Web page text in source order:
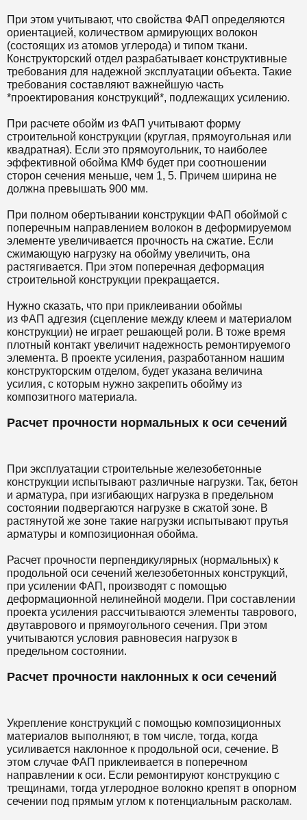
При этом учитывают, что свойства ФАП определяются
ориентацией, количеством армирующих волокон
(состоящих из атомов углерода) и типом ткани.
Конструкторский отдел разрабатывает конструктивные
требования для надежной эксплуатации объекта. Такие
требования составляют важнейшую часть
*проектирования конструкций*, подлежащих усилению.
При расчете обойм из ФАП учитывают форму
строительной конструкции (круглая, прямоугольная или
квадратная). Если это прямоугольник, то наиболее
эффективной обойма КМФ будет при соотношении
сторон сечения меньше, чем 1, 5. Причем ширина не
должна превышать 900 мм.
При полном обертывании конструкции ФАП обоймой с
поперечным направлением волокон в деформируемом
элементе увеличивается прочность на сжатие. Если
сжимающую нагрузку на обойму увеличить, она
растягивается. При этом поперечная деформация
строительной конструкции прекращается.
Нужно сказать, что при приклеивании обоймы
из ФАП адгезия (сцепление между клеем и материалом
конструкции) не играет решающей роли. В тоже время
плотный контакт увеличит надежность ремонтируемого
элемента. В проекте усиления, разработанном нашим
конструкторским отделом, будет указана величина
усилия, с которым нужно закрепить обойму из
композитного материала.
Расчет прочности нормальных к оси сечений
При эксплуатации строительные железобетонные
конструкции испытывают различные нагрузки. Так, бетон
и арматура, при изгибающих нагрузка в предельном
состоянии подвергаются нагрузке в сжатой зоне. В
растянутой же зоне такие нагрузки испытывают прутья
арматуры и композиционная обойма.
Расчет прочности перпендикулярных (нормальных) к
продольной оси сечений железобетонных конструкций,
при усилении ФАП, производят с помощью
деформационной нелинейной модели. При составлении
проекта усиления рассчитываются элементы таврового,
двутаврового и прямоугольного сечения. При этом
учитываются условия равновесия нагрузок в
предельном состоянии.
Расчет прочности наклонных к оси сечений
Укрепление конструкций с помощью композиционных
материалов выполняют, в том числе, тогда, когда
усиливается наклонное к продольной оси, сечение. В
этом случае ФАП приклеивается в поперечном
направлении к оси. Если ремонтируют конструкцию с
трещинами, тогда углеродное волокно крепят в опорном
сечении под прямым углом к потенциальным расколам.